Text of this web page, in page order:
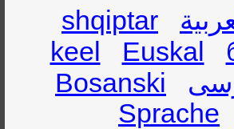
shqiptar
keel
Euskal
Bosanski
Sprache